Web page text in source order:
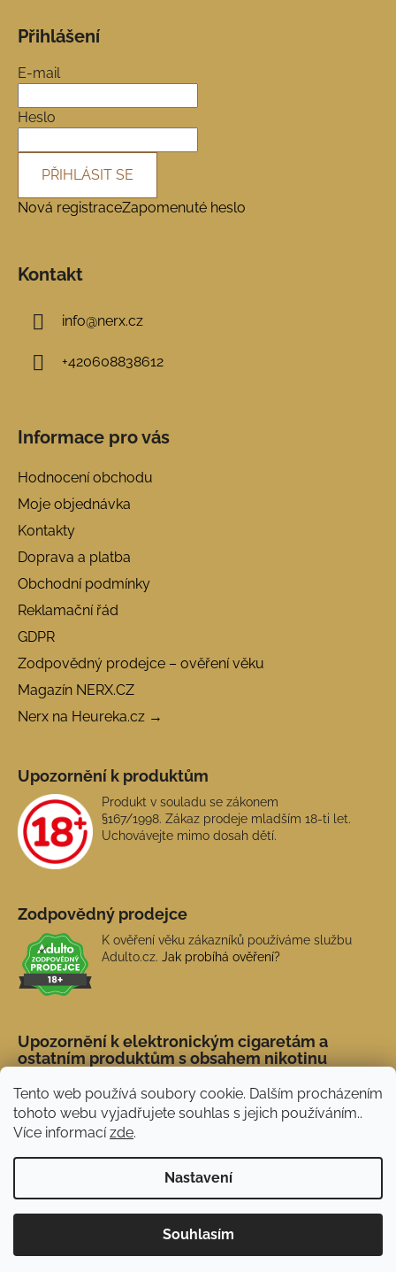
Tento web používá soubory cookie. Dalším procházením
tohoto webu vyjadřujete souhlas s jejich používáním..
Více informacízde.
Nastavení
Souhlasím
Novinka: Akční doprava s PPL od 45 Kč. Při
nákupu nad 1 500 Kč doprava ZDARMA.
Přihlášení
E-mail
Heslo
PŘIHLÁSIT SE
Nová registraceZapomenuté heslo
Kontakt
info@nerx.cz
+420608838612
Informace pro vás
Hodnocení obchodu
Moje objednávka
Kontakty
Doprava a platba
Obchodní podmínky
Reklamační řád
GDPR
Zodpovědný prodejce – ověření věku
Magazín NERX.CZ
Nerx na Heureka.cz →
Upozornění k produktům
Produkt v souladu se zákonem
§167/1998. Zákaz prodeje mladším 18-ti let.
Uchovávejte mimo dosah dětí.
Zodpovědný prodejce
K ověření věku zákazníků používáme službu
Adulto.cz. Jak probíhá ověření?
Upozornění k elektronickým cigaretám a
ostatním produktům s obsahem nikotinu
Vytvořil Shoptet
NERX.CZ. Všechna práva vyhrazena.